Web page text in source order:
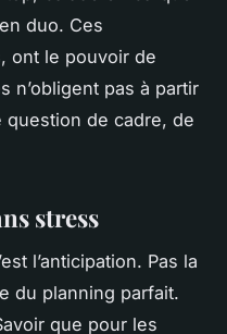
duo. Ces
ont le pouvoir de
n’obligent pas à partir
question de cadre, de
stress
l’anticipation. Pas la
du planning parfait.
que pour les